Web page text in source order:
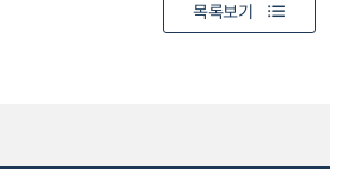
목록보기